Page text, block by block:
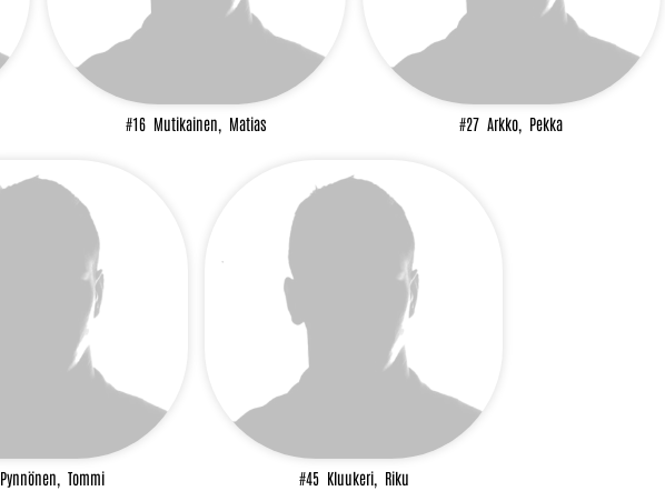
#16 Mutikainen, Matias #27 Arkko, Pekka
Pynnönen, Tommi #45 Kluukeri, Riku